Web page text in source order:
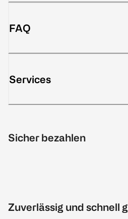
FAQ
Services
Sicher bezahlen
Zuverlässig und schnell